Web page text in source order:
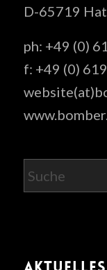
D-65719
ph: +49 (0)
f: +49 (0)